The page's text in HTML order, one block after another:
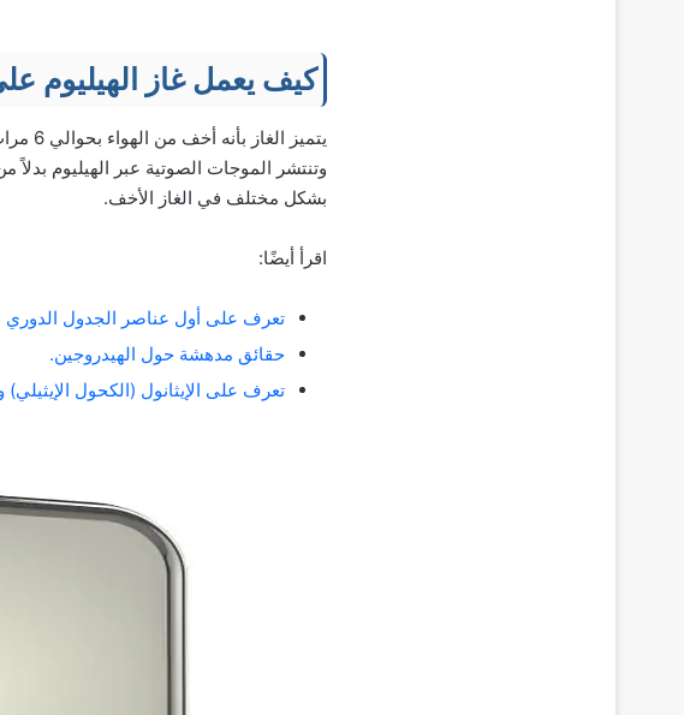
كيف يعمل غاز الهيليوم
وتنتشر الموجات الصوتية عبر الهيليوم بدلاً
بشكل مختلف في الغاز الأخف.
اقرأ أيضًا:
تعرف على أول عناصر الجدول الدوري
حقائق مدهشة حول الهيدروجين.
تعرف على الإيثانول (الكحول الإيثيلي)